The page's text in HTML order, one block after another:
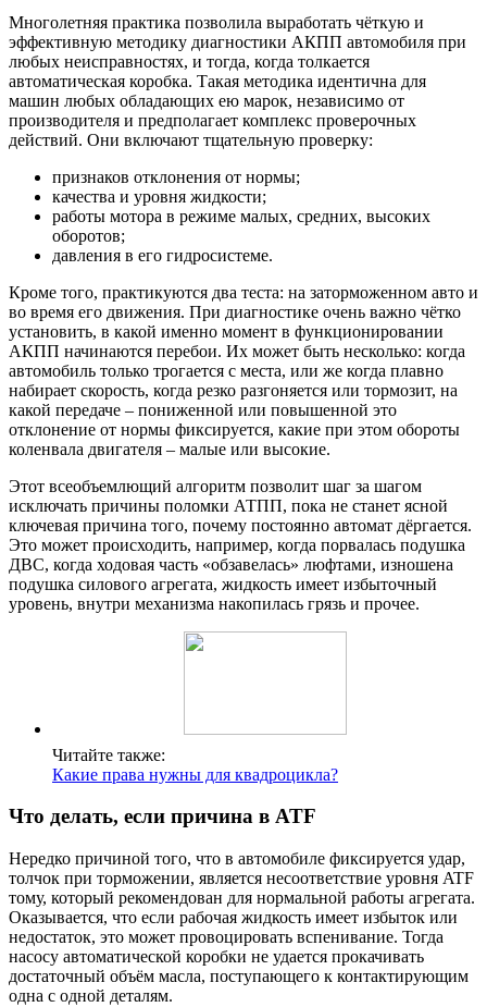
Многолетняя практика позволила выработать чёткую и
эффективную методику диагностики АКПП автомобиля при
любых неисправностях, и тогда, когда толкается
автоматическая коробка. Такая методика идентична для
машин любых обладающих ею марок, независимо от
производителя и предполагает комплекс проверочных
действий. Они включают тщательную проверку:
признаков отклонения от нормы;
качества и уровня жидкости;
работы мотора в режиме малых, средних, высоких
оборотов;
давления в его гидросистеме.
Кроме того, практикуются два теста: на заторможенном авто и
во время его движения. При диагностике очень важно чётко
установить, в какой именно момент в функционировании
АКПП начинаются перебои. Их может быть несколько: когда
автомобиль только трогается с места, или же когда плавно
набирает скорость, когда резко разгоняется или тормозит, на
какой передаче – пониженной или повышенной это
отклонение от нормы фиксируется, какие при этом обороты
коленвала двигателя – малые или высокие.
Этот всеобъемлющий алгоритм позволит шаг за шагом
исключать причины поломки АТПП, пока не станет ясной
ключевая причина того, почему постоянно автомат дёргается.
Это может происходить, например, когда порвалась подушка
ДВС, когда ходовая часть «обзавелась» люфтами, изношена
подушка силового агрегата, жидкость имеет избыточный
уровень, внутри механизма накопилась грязь и прочее.
Читайте также:
Какие права нужны для квадроцикла?
Что делать, если причина в ATF
Нередко причиной того, что в автомобиле фиксируется удар,
толчок при торможении, является несоответствие уровня ATF
тому, который рекомендован для нормальной работы агрегата.
Оказывается, что если рабочая жидкость имеет избыток или
недостаток, это может провоцировать вспенивание. Тогда
насосу автоматической коробки не удается прокачивать
достаточный объём масла, поступающего к контактирующим
одна с одной деталям.